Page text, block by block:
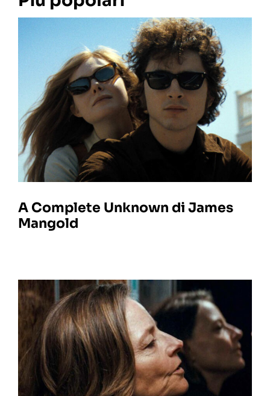
A Complete Unknown di James
Mangold